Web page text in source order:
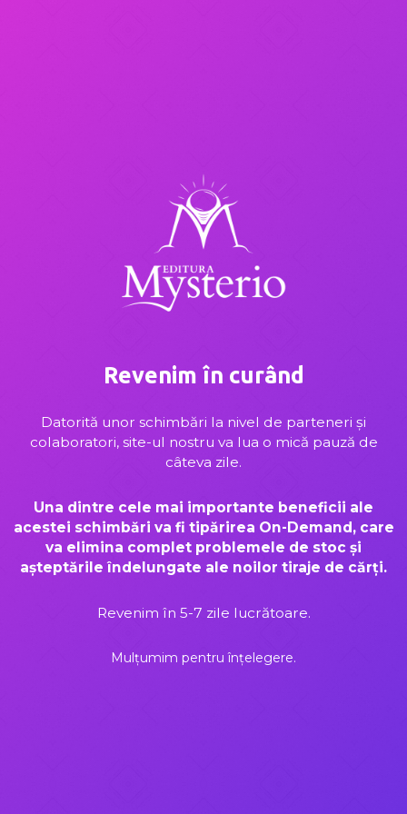
Revenim în curând
Datorită unor schimbări la nivel de parteneri și
colaboratori, site-ul nostru va lua o mică pauză de
câteva zile.
Una dintre cele mai importante beneficii ale
acestei schimbări va fi tipărirea On-Demand, care
va elimina complet problemele de stoc și
așteptările îndelungate ale noilor tiraje de cărți.
Revenim în 5-7 zile lucrătoare.
Mulțumim pentru înțelegere.